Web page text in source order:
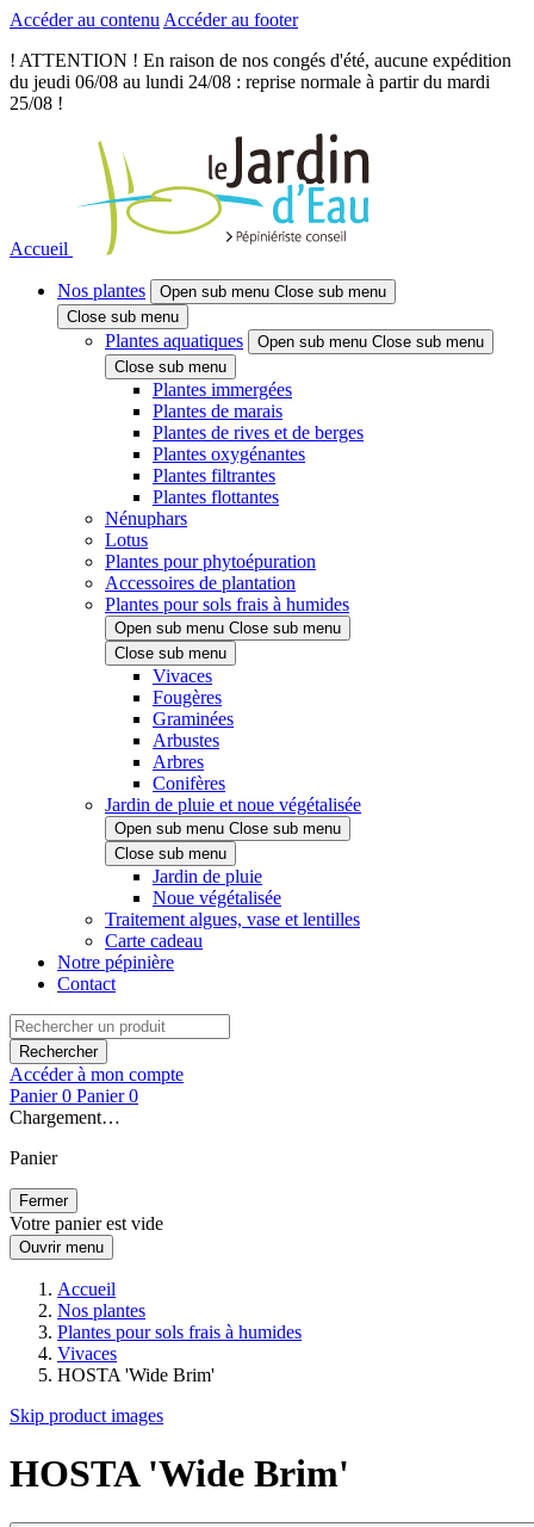
Accéder au contenu Accéder au footer
! ATTENTION ! En raison de nos congés d'été, aucune expédition
du jeudi 06/08 au lundi 24/08 : reprise normale à partir du mardi
25/08 !
Accueil
Nos plantes Open sub menu Close sub menu
Close sub menu
Plantes aquatiques Open sub menu Close sub menu
Close sub menu
Plantes immergées
Plantes de marais
Plantes de rives et de berges
Plantes oxygénantes
Plantes filtrantes
Plantes flottantes
Nénuphars
Lotus
Plantes pour phytoépuration
Accessoires de plantation
Plantes pour sols frais à humides
Open sub menu Close sub menu
Close sub menu
Vivaces
Fougères
Graminées
Arbustes
Arbres
Conifères
Jardin de pluie et noue végétalisée
Open sub menu Close sub menu
Close sub menu
Jardin de pluie
Noue végétalisée
Traitement algues, vase et lentilles
Carte cadeau
Notre pépinière
Contact
Rechercher
Accéder à mon compte
Panier 0 Panier 0
Chargement…
Panier
Fermer
Votre panier est vide
Ouvrir menu
Accueil
Nos plantes
Plantes pour sols frais à humides
Vivaces
HOSTA 'Wide Brim'
Skip product images
HOSTA 'Wide Brim'